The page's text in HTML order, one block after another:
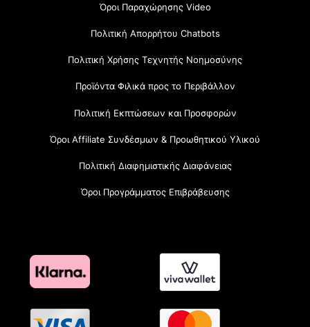
Όροι Παραχώρησης Video
Πολιτική Απορρήτου Chatbots
Πολιτική Χρήσης Τεχνητής Νοημοσύνης
Προϊόντα Φιλικά προς το Περιβάλλον
Πολιτική Εκπτώσεων και Προσφορών
Όροι Affiliate Συνδέσμων & Προωθητικού Υλικού
Πολιτική Διαφημιστικής Διαφάνειας
Όροι Προγράμματος Επιβράβευσης